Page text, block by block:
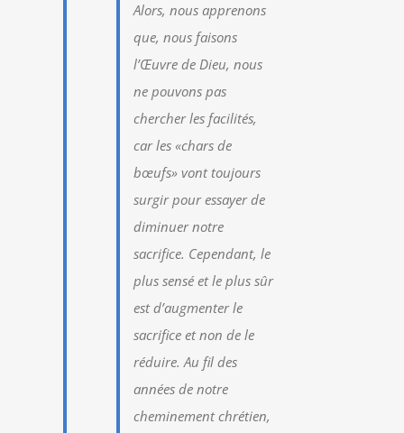
Alors, nous apprenons
que, nous faisons
l’Œuvre de Dieu, nous
ne pouvons pas
chercher les facilités,
car les «chars de
bœufs» vont toujours
surgir pour essayer de
diminuer notre
sacrifice. Cependant, le
plus sensé et le plus sûr
est d’augmenter le
sacrifice et non de le
réduire. Au fil des
années de notre
cheminement chrétien,